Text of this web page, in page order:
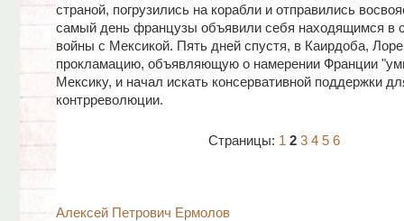
страной, погрузились на корабли и отправились
самый день французы объявили себя находящимся в
войны с Мексикой. Пять дней спустя, в Каирдоба,
прокламацию, объявляющую о намерении Франции
Мексику, и начал искать консервативной поддержки
контрреволюции.
Страницы: 1 2 3 4 5 6
Алексей Петрович Ермолов